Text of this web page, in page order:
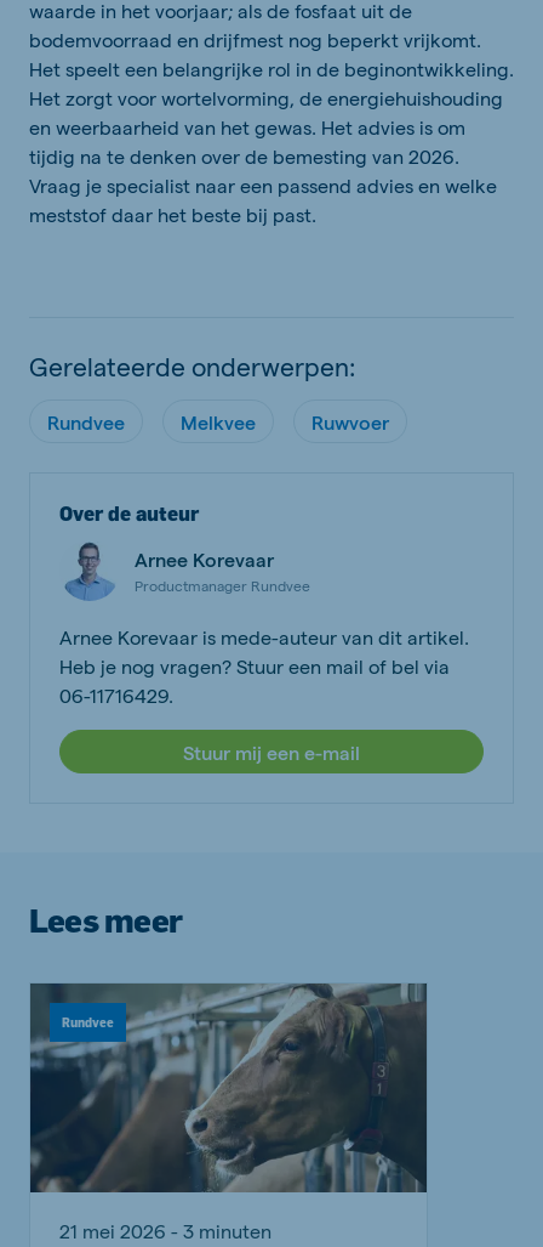
waarde in het voorjaar; als de fosfaat uit de
bodemvoorraad en drijfmest nog beperkt vrijkomt.
Het speelt een belangrijke rol in de beginontwikkeling.
Het zorgt voor wortelvorming, de energiehuishouding
en weerbaarheid van het gewas. Het advies is om
tijdig na te denken over de bemesting van 2026.
Vraag je specialist naar een passend advies en welke
meststof daar het beste bij past.
Gerelateerde onderwerpen:
Rundvee Melkvee Ruwvoer
Over de auteur
Arnee Korevaar
Productmanager Rundvee
Arnee Korevaar is mede-auteur van dit artikel.
Heb je nog vragen? Stuur een mail of bel via
06-11716429.
Stuur mij een e-mail
Lees meer
Rundvee
21 mei 2026 - 3 minuten